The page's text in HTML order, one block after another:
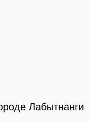
Лабытнанги